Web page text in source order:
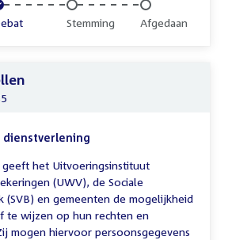
Onvoltooid:
Stemming Onvoltooid:
Afgedaan
dienstverlening
het Uitvoeringsinstituut
(UWV), de Sociale
(SVB) en gemeenten de mogelijkheid
te wijzen op hun rechten en
mogen hiervoor persoonsgegevens